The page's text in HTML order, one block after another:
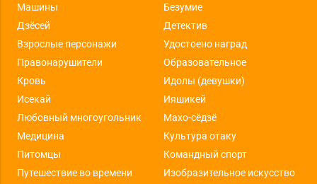
Машины
Безумие
Дзёсей
Детектив
Взрослые персонажи
Удостоено наград
Правонарушители
Образовательное
Кровь
Идолы (девушки)
Исекай
Ияшикей
Любовный многоугольник
Махо-сёдзё
Медицина
Культура отаку
Питомцы
Командный спорт
Путешествие во времени
Изобразительное искусство